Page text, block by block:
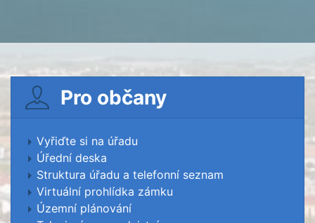
Pro občany
Vyřiďte si na úřadu
Úřední deska
Struktura úřadu a telefonní seznam
Virtuální prohlídka zámku
Územní plánování